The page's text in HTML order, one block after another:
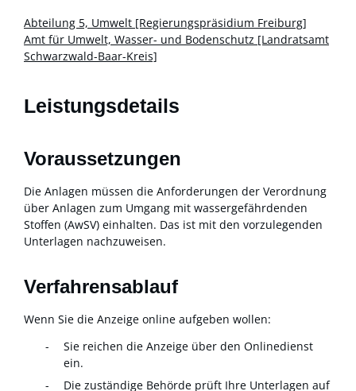
Abteilung 5, Umwelt [Regierungspräsidium Freiburg]
Amt für Umwelt, Wasser- und Bodenschutz [Landratsamt
Schwarzwald-Baar-Kreis]
Leistungsdetails
Voraussetzungen
Die Anlagen müssen die Anforderungen der Verordnung
über Anlagen zum Umgang mit wassergefährdenden
Stoffen (AwSV) einhalten. Das ist mit den vorzulegenden
Unterlagen nachzuweisen.
Verfahrensablauf
Wenn Sie die Anzeige online aufgeben wollen:
Sie reichen die Anzeige über den Onlinedienst
ein.
Die zuständige Behörde prüft Ihre Unterlagen auf